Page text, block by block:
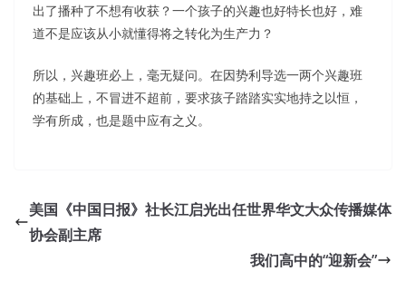
出了播种了不想有收获？一个孩子的兴趣也好特长也好，难
道不是应该从小就懂得将之转化为生产力？
所以，兴趣班必上，毫无疑问。在因势利导选一两个兴趣班
的基础上，不冒进不超前，要求孩子踏踏实实地持之以恒，
学有所成，也是题中应有之义。
Tseng Kuo fan had Configuring Advanced Windows Server
2012 Services a separate study, car, will be room.Sacrifice
hall and family bedroom, father s study, bedroom,
brother s study, bedroom, son Ji Ze s study, but also
美国《中国日报》社长江启光出任世界华文大众传播媒体
协会副主席
我们高中的“迎新会”